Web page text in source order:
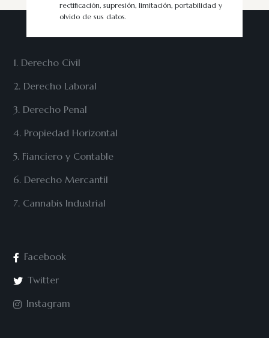
rectificación, supresión, limitación, portabilidad y
olvido de sus datos.
1. Derecho Civil
2. Derecho Laboral
3. Derecho Penal
4. Propiedad Horizontal
5. Fianciero y Contable
6. Derecho Mercantil
7. Cannabis Industrial
Facebook
Twitter
Instagram